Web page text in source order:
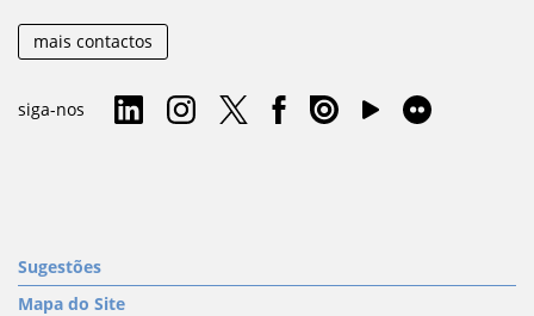
mais contactos
siga-nos
Sugestões
Mapa do Site